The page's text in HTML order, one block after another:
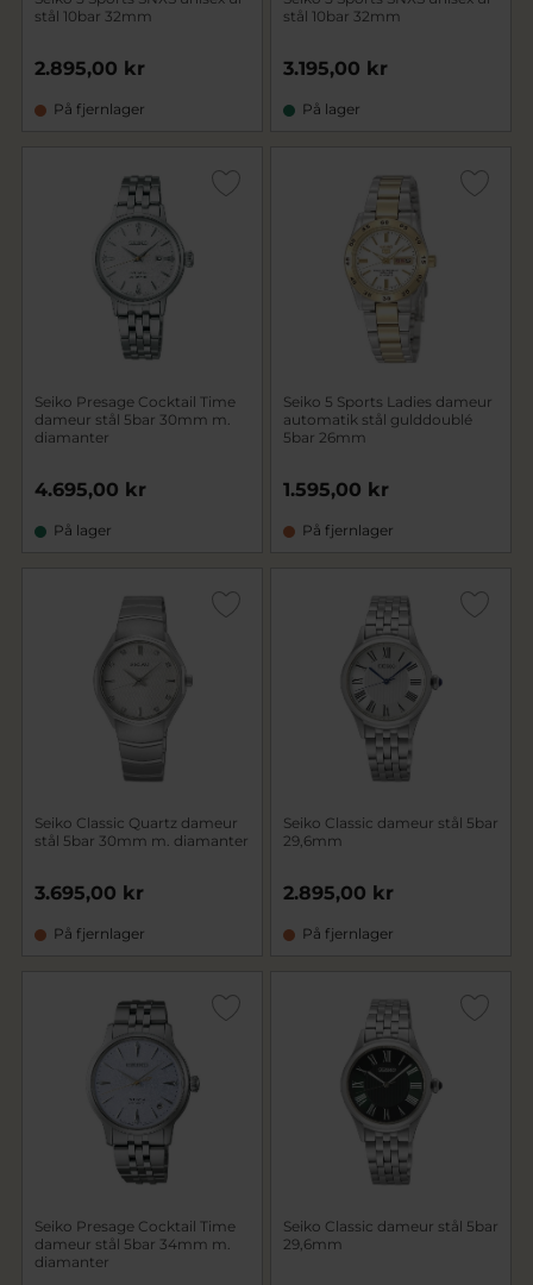
stål 10bar 32mm
2.895,00 kr
På fjernlager
stål 10bar 32mm
3.195,00 kr
På lager
Seiko Presage Cocktail Time
dameur stål 5bar 30mm m.
diamanter
4.695,00 kr
På lager
Seiko 5 Sports Ladies dameur
automatik stål gulddoublé
5bar 26mm
1.595,00 kr
På fjernlager
Seiko Classic Quartz dameur
stål 5bar 30mm m. diamanter
3.695,00 kr
På fjernlager
Seiko Classic dameur stål 5bar
29,6mm
2.895,00 kr
På fjernlager
Seiko Presage Cocktail Time
dameur stål 5bar 34mm m.
diamanter
Seiko Classic dameur stål 5bar
29,6mm